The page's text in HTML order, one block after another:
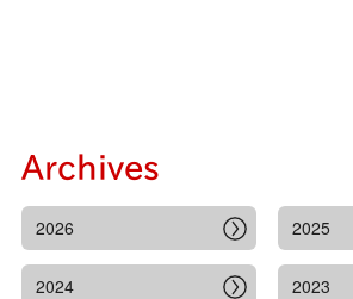
Archives
2026 2025
2024 2023